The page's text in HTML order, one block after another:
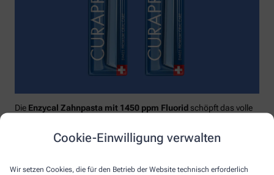
Cookie-Einwilligung verwalten
Wir setzen Cookies, die für den Betrieb der Website technisch erforderlich
Die Enzycal Zahnpasta mit 1450 ppm Fluorid schöpft das volle
Enzymen deine körpereigenen Abwehrkräfte.
Interdentalbürsten „prime“
reinigen den gesamten kritischen